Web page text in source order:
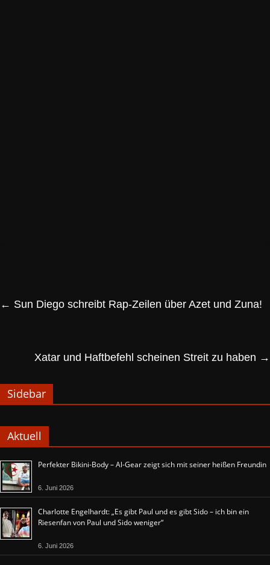
← Sun Diego schreibt Rap-Zeilen über Azet und Zuna!
Xatar und Haftbefehl scheinen Streit zu haben →
Sidebar
Aktuell
Perfekter Bikini-Body – Al-Gear zeigt sich mit seiner heißen Freundin
6. Juni 2026
Charlotte Engelhardt: „Es gibt Paul und es gibt Sido – ich bin ein
Riesenfan von Paul und Sido weniger“
6. Juni 2026